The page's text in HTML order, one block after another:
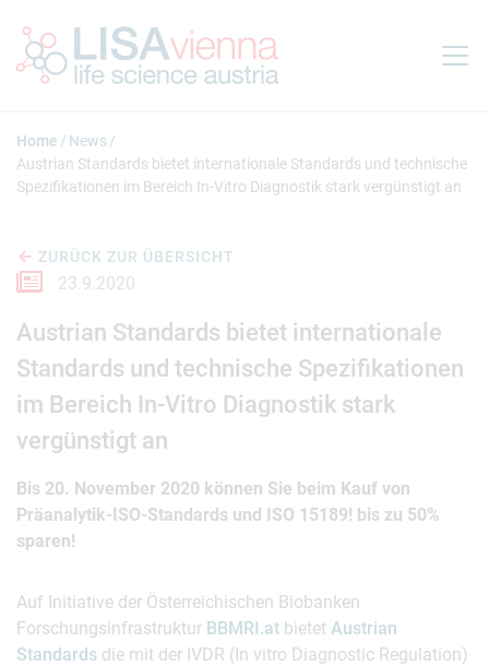
Home
News
Austrian Standards bietet internationale Standards und technische
Spezifikationen im Bereich In-Vitro Diagnostik stark vergünstigt an
ZURÜCK ZUR ÜBERSICHT
23.9.2020
Austrian Standards bietet internationale
Standards und technische Spezifikationen
im Bereich In-Vitro Diagnostik stark
vergünstigt an
Bis 20. November 2020 können Sie beim Kauf von
Präanalytik-ISO-Standards und ISO 15189! bis zu 50%
sparen!
Auf Initiative der Österreichischen Biobanken
Forschungsinfrastruktur BBMRI.at bietet Austrian
Standards die mit der IVDR (In vitro Diagnostic Regulation)